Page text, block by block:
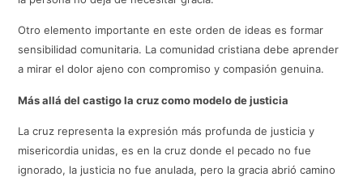
Otro elemento importante en este orden de ideas es formar
sensibilidad comunitaria. La comunidad cristiana debe aprender
a mirar el dolor ajeno con compromiso y compasión genuina.
Más allá del castigo la cruz como modelo de justicia
La cruz representa la expresión más profunda de justicia y
misericordia unidas, es en la cruz donde el pecado no fue
ignorado, la justicia no fue anulada, pero la gracia abrió camino